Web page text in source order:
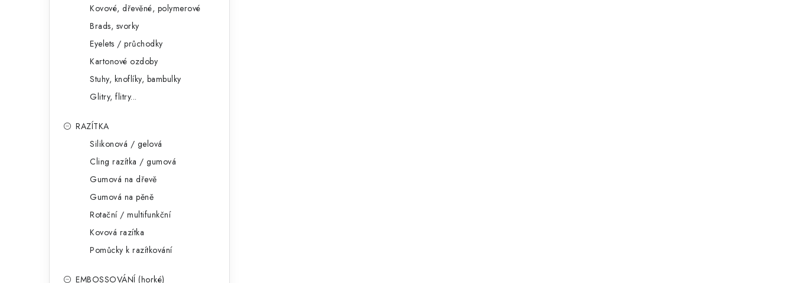
Kovové, dřevěné, polymerové
Brads, svorky
Eyelets / průchodky
Kartonové ozdoby
Stuhy, knoflíky, bambulky
Glitry, flitry...
RAZÍTKA
Silikonová / gelová
Cling razítka / gumová
Gumová na dřevě
Gumová na pěně
Rotační / multifunkční
Kovová razítka
Pomůcky k razítkování
EMBOSSOVÁNÍ (horké)